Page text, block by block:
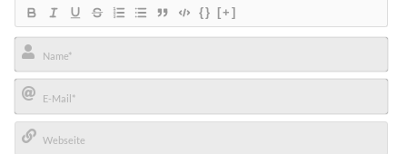
{} [+]
Name*
E-
Mail*